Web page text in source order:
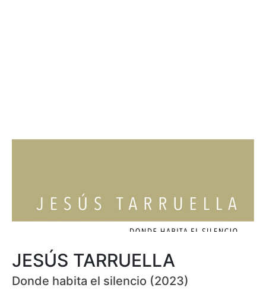
JESÚS TARRUELLA
Donde habita el silencio (2023)